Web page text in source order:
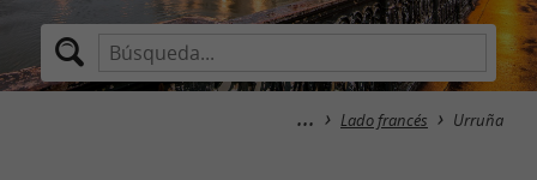
Lado francés Urruña